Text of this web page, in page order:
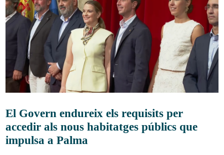
El Govern endureix els requisits per
accedir als nous habitatges públics que
impulsa a Palma